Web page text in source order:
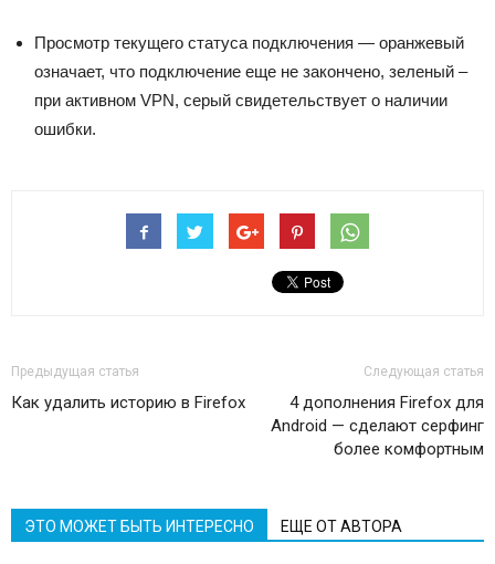
Просмотр текущего статуса подключения — оранжевый
означает, что подключение еще не закончено, зеленый –
при активном VPN, серый свидетельствует о наличии
ошибки.
Предыдущая статья
Как удалить историю в Firefox
Следующая статья
4 дополнения Firefox для
Android — сделают серфинг
более комфортным
ЭТО МОЖЕТ БЫТЬ ИНТЕРЕСНО ЕЩЕ ОТ АВТОРА